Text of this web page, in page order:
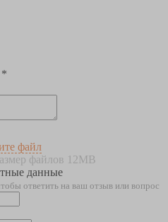
*
файл
файлов 12MB
данные
ответить на ваш отзыв или вопрос